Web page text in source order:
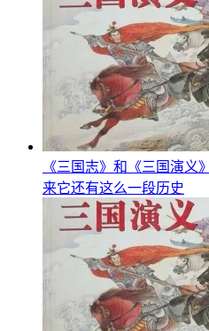
《三国志》和《三国演义
来它还有这么一段历史